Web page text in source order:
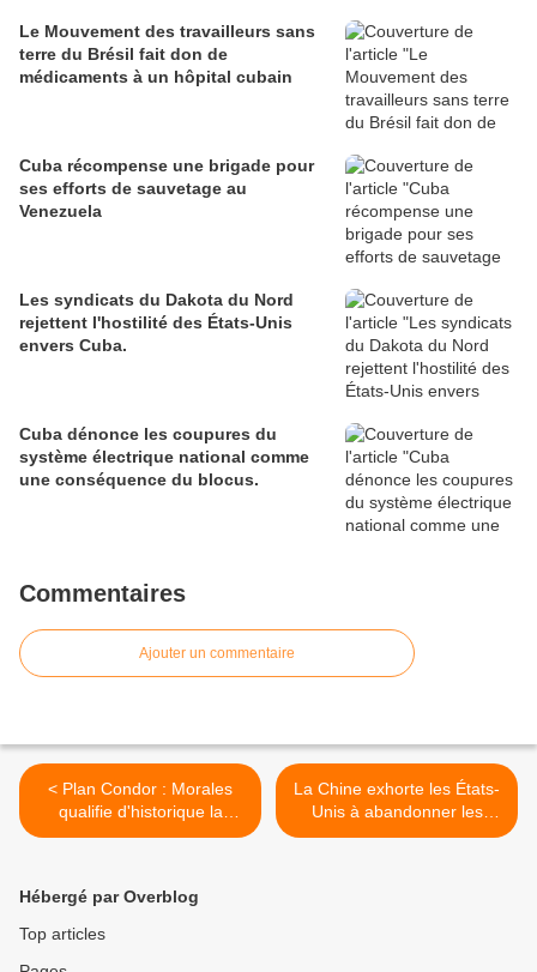
Le Mouvement des travailleurs sans
terre du Brésil fait don de
médicaments à un hôpital cubain
Cuba récompense une brigade pour
ses efforts de sauvetage au
Venezuela
Les syndicats du Dakota du Nord
rejettent l'hostilité des États-Unis
envers Cuba.
Cuba dénonce les coupures du
système électrique national comme
une conséquence du blocus.
Commentaires
Ajouter un commentaire
< Plan Condor : Morales
qualifie d'historique la
décision de la justice
La Chine exhorte les États-
Unis à abandonner les
ventes d'armes à Taïwan >
Hébergé par Overblog
Top articles